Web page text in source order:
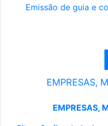
Emissão de guia e
EMPRESAS,
EMPRESAS,